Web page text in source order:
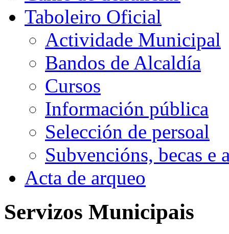
Taboleiro Oficial
Actividade Municipal
Bandos de Alcaldía
Cursos
Información pública
Selección de persoal
Subvencións, becas e
Acta de arqueo
Servizos Municipais